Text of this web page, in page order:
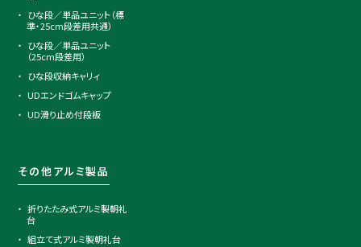
ひな段／単品ユニット（標
準・25cm段差用共通）
ひな段／単品ユニット
（25cm段差用）
ひな段収納キャリィ
UDエンドゴムキャップ
UD滑り止め付段板
その他アルミ製品
折りたたみ式アルミ製朝礼
台
組立て式アルミ製朝礼台